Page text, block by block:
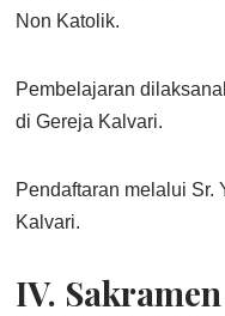
Non Katolik.
Pembelajaran
di Gereja Kalvari.
Pendaftaran melalui Sr.
Kalvari.
IV.